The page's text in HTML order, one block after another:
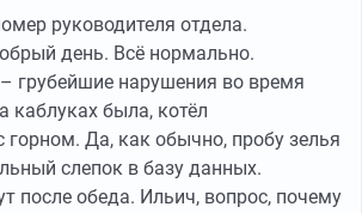
руководителя отдела.
день. Всё нормально.
грубейшие нарушения во время
каблуках была, котёл
горном. Да, как обычно, пробу зелья
слепок в базу данных.
после обеда. Ильич, вопрос, почему